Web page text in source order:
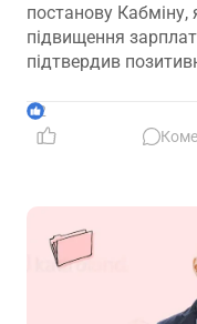
постанову
підвищення зарплат
підтвердив
2